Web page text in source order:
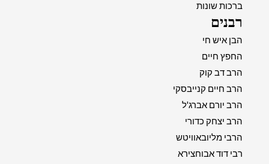
ברכות שונות
רבנים
הבן איש חי
החפץ חיים
הרב דב קוק
הרב חיים קנייבסקי
הרב יורם אברג'ל
הרב יצחק כדורי
הרבי מליובאוויטש
רבי דוד אבוחצירא